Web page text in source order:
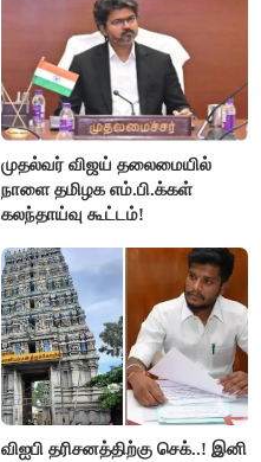
முதல்வர் விஜய் தலைமையில்
நாளை தமிழக எம்.பி.க்கள்
கலந்தாய்வு கூட்டம்!
விஐபி தரிசனத்திற்கு செக்..! இனி